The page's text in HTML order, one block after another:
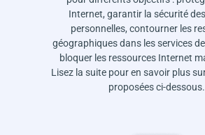
Internet, garantir la sécurité
personnelles, contourner les
géographiques dans les services
bloquer les ressources Internet
Lisez la suite pour en savoir plus
proposées ci-dessous.